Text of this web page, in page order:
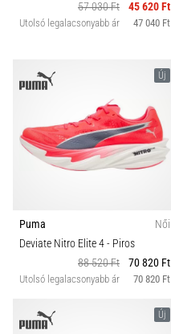
57 030 Ft
45 620 Ft
Utolsó legalacsonyabb ár 47 040 Ft
Új
Puma
Női
Deviate Nitro Elite 4- Piros
88 520 Ft
70 820 Ft
Utolsó legalacsonyabb ár 70 820 Ft
Új